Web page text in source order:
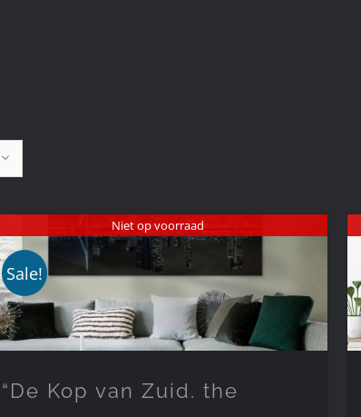
Niet op voorraad
Sale!
“De Kop van Zuid. the